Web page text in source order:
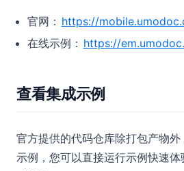
官网： https://
在线示例： https://
查看集成示例
官方提供的代码仓库除打包产物
示例，您可以直接运行示例快速